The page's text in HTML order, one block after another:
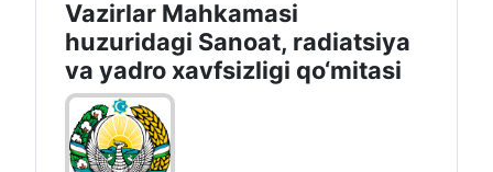
Vazirlar Mahkamasi
huzuridagi Sanoat, radiatsiya
va yadro xavfsizligi qo‘mitasi